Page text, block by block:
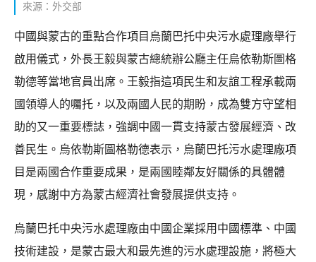
來源：外交部
中國與蒙古的重點合作項目烏蘭巴托中央污水處理廠舉行
啟用儀式，外長王毅與蒙古總統辦公廳主任烏依勒斯圖格
勒德等當地官員出席。王毅指這項民生和友誼工程承載兩
國領導人的囑托，以及兩國人民的期盼，成為雙方守望相
助的又一重要標誌，強調中國一貫支持蒙古發展經濟、改
善民生。烏依勒斯圖格勒德表示，烏蘭巴托污水處理廠項
目是兩國合作重要成果，是兩國睦鄰友好關係的具體體
現，感謝中方為蒙古經濟社會發展提供支持。
烏蘭巴托中央污水處理廠由中國企業採用中國標準、中國
技術建設，是蒙古最大和最先進的污水處理設施，將極大